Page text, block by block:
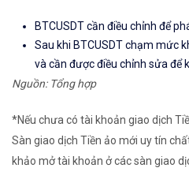
BTCUSDT cần điều chỉnh để
Sau khi BTCUSDT chạm mức
và cần được điều chỉnh sửa để
Nguồn: Tổng hợp
*Nếu chưa có tài khoản giao dịch
Sàn giao dịch Tiền ảo mới uy tín
khảo mở tài khoản ở các sàn giao